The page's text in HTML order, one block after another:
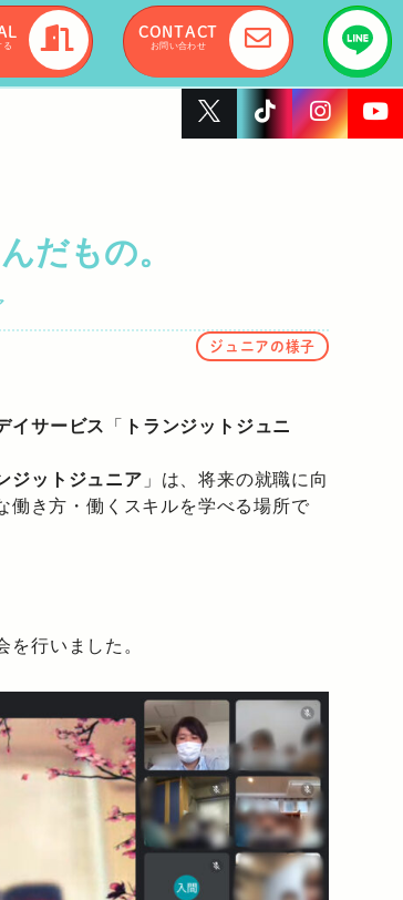
る
CONTACT
お問い合わせ
だもの。
ジュニアの様子
イサービス 「 トランジットジュニ
ジットジュニア 」は、将来の就職に向
働き方・働くスキルを学べる場所で
行いました。